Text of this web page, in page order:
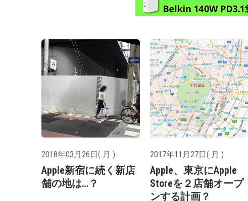
2018年03月26日( 月 )
Apple新宿に続く新店
舗の地は…？
2017年11月27日( 月 )
Apple、東京にApple
Storeを２店舗オープ
ンする計画？